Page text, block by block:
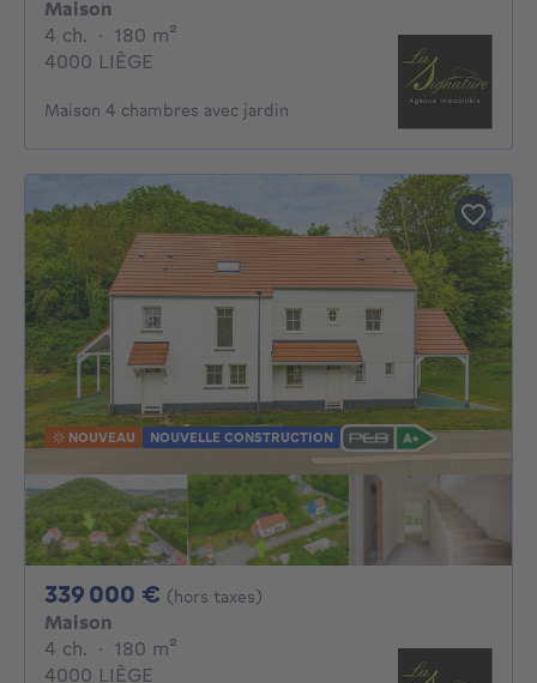
Maison
4 ch. 4 chambres
· 180 m²
4000 LIÈGE
Maison 4 chambres avec jardin
NOUVEAU NOUVELLE CONSTRUCTION
339 000 € 339000€
(hors taxes)
Maison
4 ch. 4 chambres
· 180 m²
4000 LIÈGE